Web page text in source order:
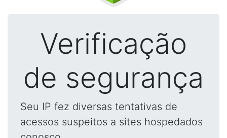
Verificação
de segurança
Seu IP fez diversas tentativas de
acessos suspeitos a sites hospedados